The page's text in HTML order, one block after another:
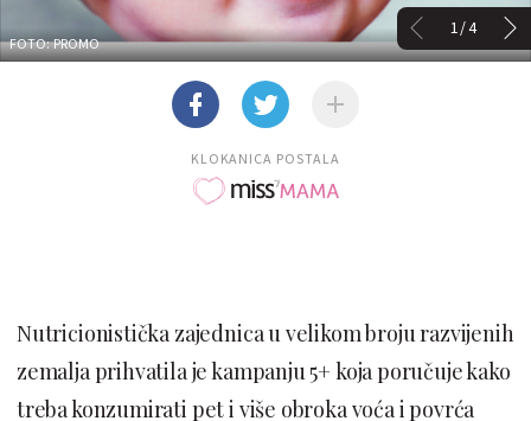
1/4
FOTO: PROMO
KLOKANICA POSTALA
Nutricionistička zajednica u velikom broju razvijenih
zemalja prihvatila je kampanju 5+ koja poručuje kako
treba konzumirati pet i više obroka voća i povrća